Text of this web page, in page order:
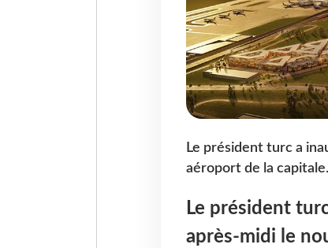
Le président turc a
aéroport de la capitale.
Le président
après-midi le